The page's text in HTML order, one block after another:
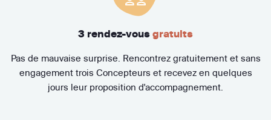
3 rendez-vous gratuits
Pas de mauvaise surprise. Rencontrez gratuitement et sans
engagement trois Concepteurs et recevez en quelques
jours leur proposition d'accompagnement.